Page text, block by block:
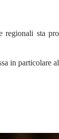
sta
in particolare